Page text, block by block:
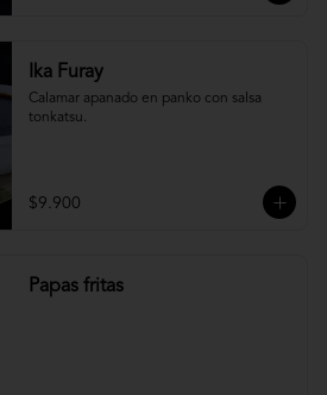
Ika Furay
Calamar apanado en panko con salsa
tonkatsu.
$9.900
Papas fritas